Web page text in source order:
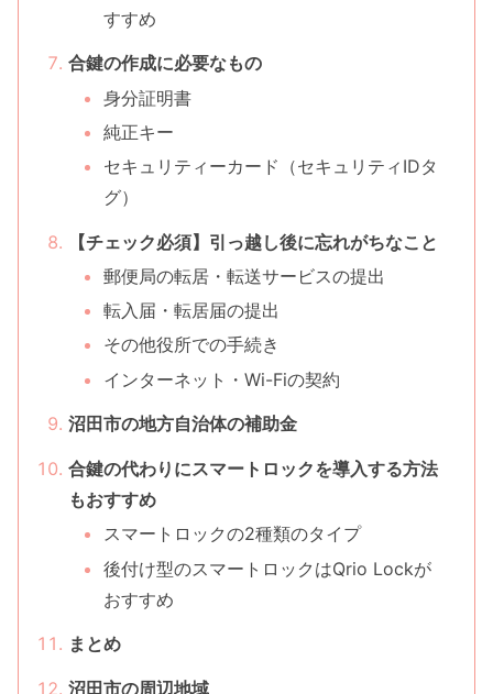
すすめ
合鍵の作成に必要なもの
身分証明書
純正キー
セキュリティーカード（セキュリティIDタ
グ）
【チェック必須】引っ越し後に忘れがちなこと
郵便局の転居・転送サービスの提出
転入届・転居届の提出
その他役所での手続き
インターネット・Wi-Fiの契約
沼田市の地方自治体の補助金
合鍵の代わりにスマートロックを導入する方法
もおすすめ
スマートロックの2種類のタイプ
後付け型のスマートロックはQrio Lockが
おすすめ
まとめ
沼田市の周辺地域